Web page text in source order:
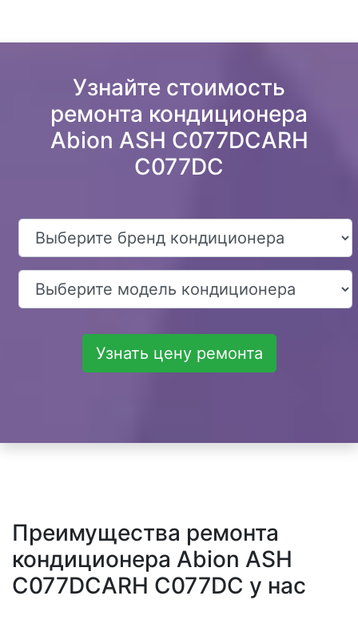
Узнайте стоимость
ремонта кондиционера
Abion ASH C077DCARH
C077DC
Узнать цену ремонта
Преимущества ремонта
кондиционера Abion ASH
C077DCARH C077DC у нас